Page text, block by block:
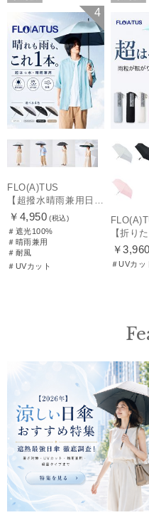
4
FLO(A)TUS
￥4,950 (税込)
＃遮光100%
＃晴雨兼用
＃耐風
＃UVカット
￥3,960
＃UVカッ